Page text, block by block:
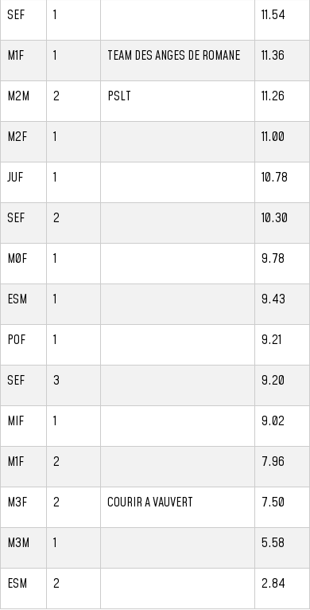
SEF 1 11.54
M1F 1 TEAM DES ANGES DE ROMANE 11.36
M2M 2 PSLT 11.26
M2F 1 11.00
JUF 1 10.78
SEF 2 10.30
M0F 1 9.78
ESM 1 9.43
POF 1 9.21
SEF 3 9.20
MIF 1 9.02
M1F 2 7.96
M3F 2 COURIR A VAUVERT 7.50
M3M 1 5.58
ESM 2 2.84